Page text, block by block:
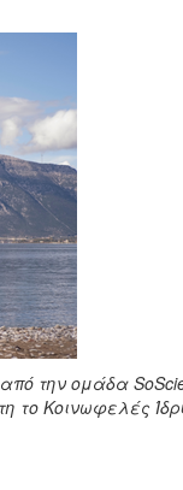
την ομάδα
το Κοινωφελές